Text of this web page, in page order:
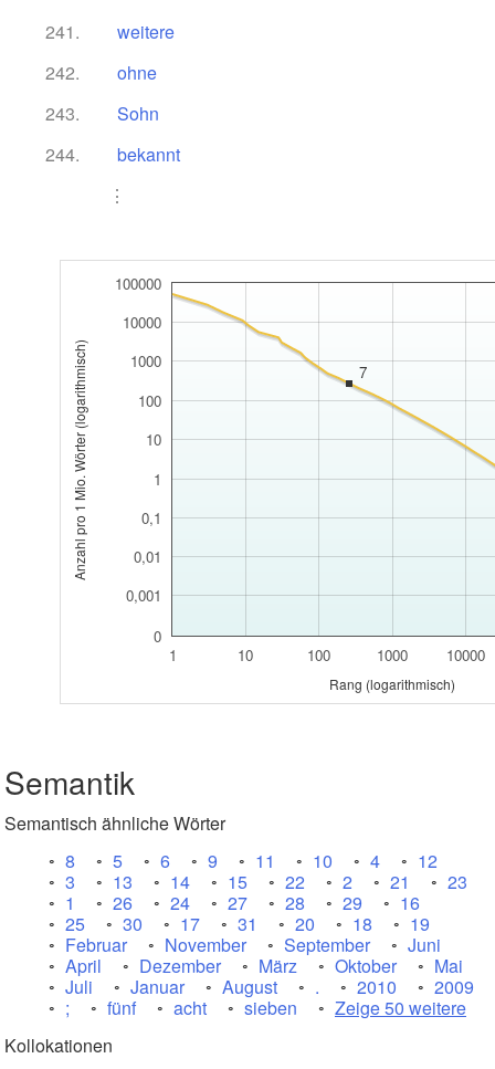
241.
weitere
242.
ohne
243.
Sohn
244.
bekannt
⋮
1 10 100 1000 10000
0
1
10
100
1000
10000
100000
0,001
0,01
0,1
7
Rang (logarithmisch)
Anzahl pro 1 Mio. Wörter (logarithmisch)
Semantik
Semantisch ähnliche Wörter
8
5 6 9 11 10 4
12
3
13 14 15 22 2 21
23
1
26 24 27 28 29
16
25
30 17 31 20 18
19
Februar
November September
Juni
April
Dezember März Oktober
Mai
Juli
Januar August . 2010
2009
;
fünf acht sieben
Zeige 50 weitere
Kollokationen